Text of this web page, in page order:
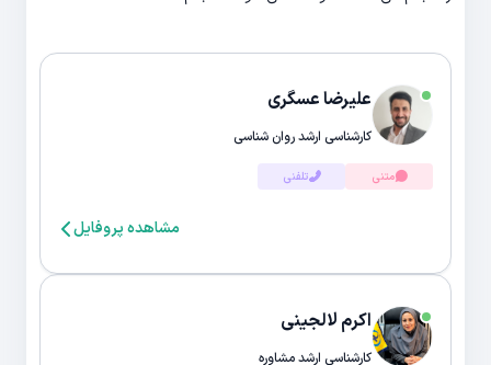
علیرضا عسگری
کارشناسی ارشد روان شناسی
متنی تلفنی
مشاهده پروفایل
اکرم لالجینی
کارشناسی ارشد مشاوره